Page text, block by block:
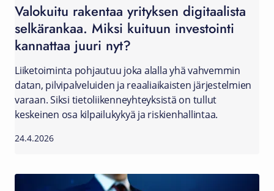
Valokuitu rakentaa yrityksen digitaalista
selkärankaa. Miksi kuituun investointi
kannattaa juuri nyt?
Liiketoiminta pohjautuu joka alalla yhä vahvemmin
datan, pilvipalveluiden ja reaaliaikaisten järjestelmien
varaan. Siksi tietoliikenneyhteyksistä on tullut
keskeinen osa kilpailukykyä ja riskienhallintaa.
24.4.2026